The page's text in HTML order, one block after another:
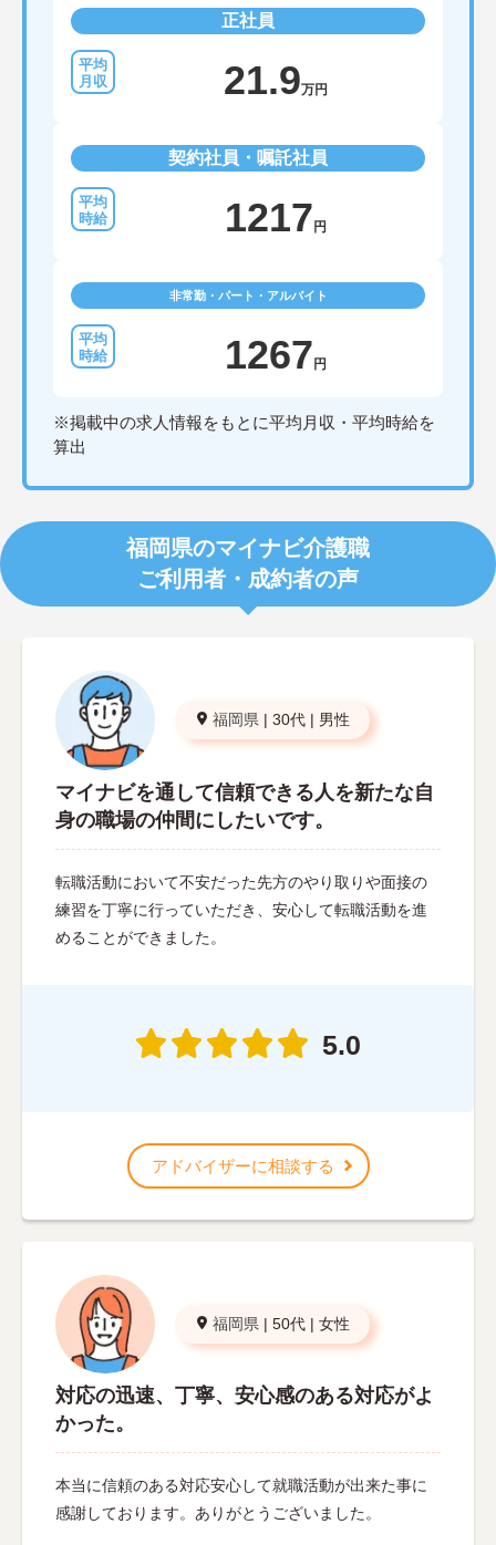
正社員
21.9万円
契約社員・嘱託社員
1217 円
非常勤・パート・アルバイト
1267 円
※掲載中の求人情報をもとに平均月収・平均時給を
算出
福岡県のマイナビ介護職
ご利用者・成約者の声
福岡県 | 30代 | 男性
マイナビを通して信頼できる人を新たな自
身の職場の仲間にしたいです。
転職活動において不安だった先方のやり取りや面接の
練習を丁寧に行っていただき、安心して転職活動を進
めることができました。
5.0
アドバイザーに相談する
福岡県 | 50代 | 女性
対応の迅速、丁寧、安心感のある対応がよ
かった。
本当に信頼のある対応安心して就職活動が出来た事に
感謝しております。ありがとうございました。